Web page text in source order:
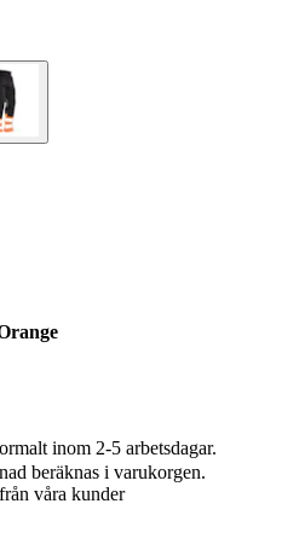
inom 2-5 arbetsdagar.
beräknas i varukorgen.
våra kunder